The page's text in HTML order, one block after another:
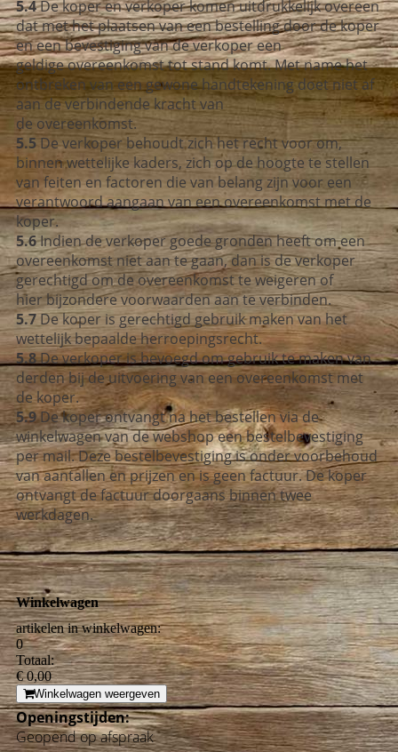
5.4De koper en verkoper komen uitdrukkelijk overeen
dat met het plaatsen van eenbestelling door de koper
en een bevestiging van de verkoper een
geldigeovereenkomst tot stand komt. Met name het
ontbreken van een gewonehandtekening doet niet af
aan de verbindende kracht van
de overeenkomst.
5.5De verkoper behoudt zich het recht voor om,
binnen wettelijke kaders,zich op de hoogte te stellen
van feiten en factoren die van belang zijnvoor een
verantwoord aangaan van een overeenkomst met de
koper.
5.6Indien de verkoper goede gronden heeft om een
overeenkomst niet aan te gaan,dan is de verkoper
gerechtigd om de overeenkomst te weigeren of
hierbijzondere voorwaarden aan te verbinden.
5.7De koper is gerechtigd gebruik maken van het
wettelijk bepaalde herroepingsrecht.
5.8De verkoper is bevoegd om gebruik te maken van
derden bij de uitvoeringvan een overeenkomst met
de koper.
5.9De koper ontvangt na het bestellen via de
winkelwagen van de webshop eenbestelbevestiging
per mail. Deze bestelbevestiging is onder voorbehoud
vanaantallen en prijzen en is geen factuur. De koper
ontvangt de factuur doorgaansbinnen twee
werkdagen.
Winkelwagen
artikelen in winkelwagen:
0
Totaal:
€ 0,00
Winkelwagen weergeven
Openingstijden:
Geopend op afspraak